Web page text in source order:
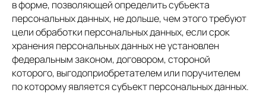
в форме, позволяющей определить субъекта
персональных данных, не дольше, чем этого требуют
цели обработки персональных данных, если срок
хранения персональных данных не установлен
федеральным законом, договором, стороной
которого, выгодоприобретателем или поручителем
по которому является субъект персональных данных.